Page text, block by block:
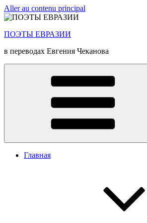
Aller au contenu principal
ПОЭТЫ ЕВРАЗИИ
в переводах Евгения Чеканова
Главная